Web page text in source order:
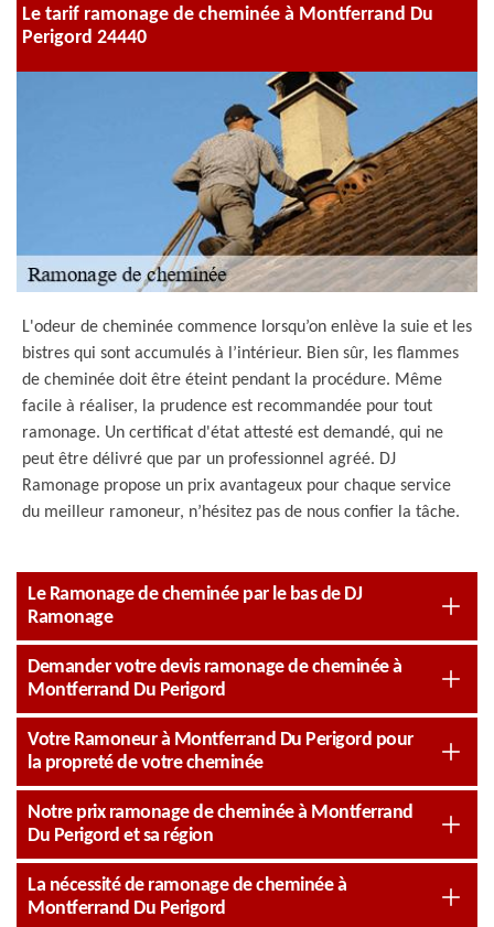
Le tarif ramonage de cheminée à Montferrand Du
Perigord 24440
L'odeur de cheminée commence lorsqu’on enlève la suie et les
bistres qui sont accumulés à l’intérieur. Bien sûr, les flammes
de cheminée doit être éteint pendant la procédure. Même
facile à réaliser, la prudence est recommandée pour tout
ramonage. Un certificat d'état attesté est demandé, qui ne
peut être délivré que par un professionnel agréé. DJ
Ramonage propose un prix avantageux pour chaque service
du meilleur ramoneur, n’hésitez pas de nous confier la tâche.
Le Ramonage de cheminée par le bas de DJ
Ramonage
Demander votre devis ramonage de cheminée à
Montferrand Du Perigord
Votre Ramoneur à Montferrand Du Perigord pour
la propreté de votre cheminée
Notre prix ramonage de cheminée à Montferrand
Du Perigord et sa région
La nécessité de ramonage de cheminée à
Montferrand Du Perigord